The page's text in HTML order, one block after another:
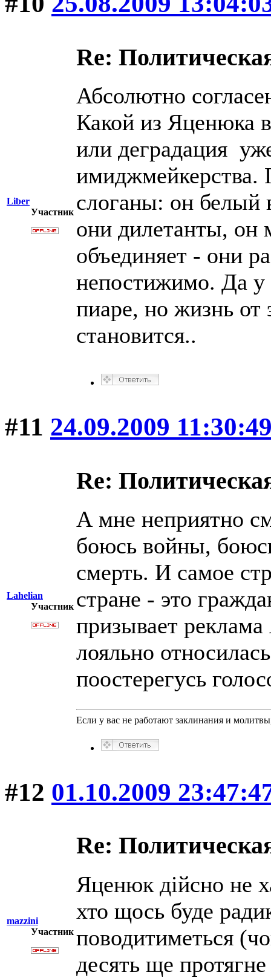
Liber
Участник
Re:
Абсолютно
Какой из Яценюка
или деградация
имиджмейкерства.
слоганы: он белый
они дилетанты, он
объединяет - они
непостижимо. Да у
пиаре, но жизнь от
становится..
#11 24.09.2009
Lahelian
Участник
Re:
А мне неприятно
боюсь войны,
смерть. И самое
стране - это
призывает
лояльно
поостерегусь
Если у вас не работают заклинания и
#12 01.10.2009
mazzini
Участник
Re:
Яценюк дійсно не
хто щось буде
поводитиметься
десять ще